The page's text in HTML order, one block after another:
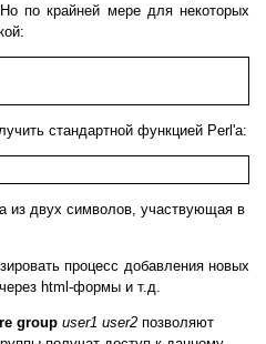
по крайней мере для некоторых
стандартной функцией Perl'а:
из двух символов, участвующая в
процесс добавления новых
html-формы и т.д.
group user1 user2 позволяют